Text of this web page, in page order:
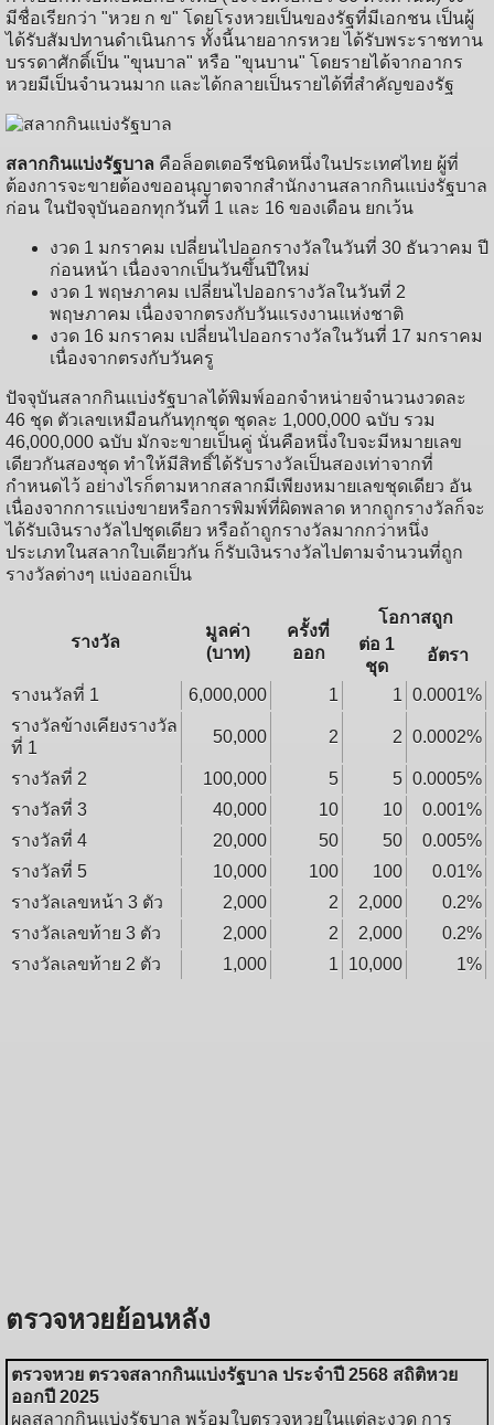
มีชื่อเรียกว่า "หวย ก ข" โดยโรงหวยเป็นของรัฐที่มีเอกชน เป็นผู้
ได้รับสัมปทานดำเนินการ ทั้งนี้นายอากรหวย ได้รับพระราชทาน
บรรดาศักดิ์เป็น "ขุนบาล" หรือ "ขุนบาน" โดยรายได้จากอากร
หวยมีเป็นจำนวนมาก และได้กลายเป็นรายได้ที่สำคัญของรัฐ
สลากกินแบ่งรัฐบาล คือล็อตเตอรีชนิดหนึ่งในประเทศไทย ผู้ที่
ต้องการจะขายต้องขออนุญาตจากสำนักงานสลากกินแบ่งรัฐบาล
ก่อน ในปัจจุบันออกทุกวันที่ 1 และ 16 ของเดือน ยกเว้น
งวด 1 มกราคม เปลี่ยนไปออกรางวัลในวันที่ 30 ธันวาคม ปี
ก่อนหน้า เนื่องจากเป็นวันขึ้นปีใหม่
งวด 1 พฤษภาคม เปลี่ยนไปออกรางวัลในวันที่ 2
พฤษภาคม เนื่องจากตรงกับวันแรงงานแห่งชาติ
งวด 16 มกราคม เปลี่ยนไปออกรางวัลในวันที่ 17 มกราคม
เนื่องจากตรงกับวันครู
ปัจจุบันสลากกินแบ่งรัฐบาลได้พิมพ์ออกจำหน่ายจำนวนงวดละ
46 ชุด ตัวเลขเหมือนกันทุกชุด ชุดละ 1,000,000 ฉบับ รวม
46,000,000 ฉบับ มักจะขายเป็นคู่ นั่นคือหนึ่งใบจะมีหมายเลข
เดียวกันสองชุด ทำให้มีสิทธิ์ได้รับรางวัลเป็นสองเท่าจากที่
กำหนดไว้ อย่างไรก็ตามหากสลากมีเพียงหมายเลขชุดเดียว อัน
เนื่องจากการแบ่งขายหรือการพิมพ์ที่ผิดพลาด หากถูกรางวัลก็จะ
ได้รับเงินรางวัลไปชุดเดียว หรือถ้าถูกรางวัลมากกว่าหนึ่ง
ประเภทในสลากใบเดียวกัน ก็รับเงินรางวัลไปตามจำนวนที่ถูก
รางวัลต่างๆ แบ่งออกเป็น
รางวัล
มูลค่า
(บาท)
ครั้งที่
ออก
โอกาสถูก
ต่อ 1
ชุด
อัตรา
รางนวัลที่ 1 6,000,000 1 1 0.0001%
รางวัลข้างเคียงรางวัล
ที่ 1
50,000 2 2 0.0002%
รางวัลที่ 2 100,000 5 5 0.0005%
รางวัลที่ 3
40,000 10 10
0.001%
รางวัลที่ 4
20,000 50 50
0.005%
รางวัลที่ 5
10,000 100 100
0.01%
รางวัลเลขหน้า 3 ตัว
2,000 2 2,000
0.2%
รางวัลเลขท้าย 3 ตัว
2,000 2 2,000
0.2%
รางวัลเลขท้าย 2 ตัว
1,000 1 10,000 1%
ตรวจหวยย้อนหลัง
ตรวจหวย ตรวจสลากกินแบ่งรัฐบาล ประจำปี 2568 สถิติหวย
ออกปี 2025
ผลสลากกินแบ่งรัฐบาล พร้อมใบตรวจหวยในแต่ละงวด การ